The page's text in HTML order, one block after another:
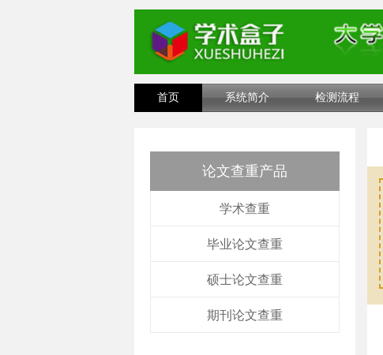
首页 系统简介 检测流程
论文查重产品
学术查重
毕业论文查重
硕士论文查重
期刊论文查重